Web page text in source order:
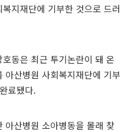
지재단에 기부한 것으로 드러
동은 최근 투기논란이 돼 온
아산병원 사회복지재단에 기부
료됐다.
아산병원 소아병동을 몰래 찾